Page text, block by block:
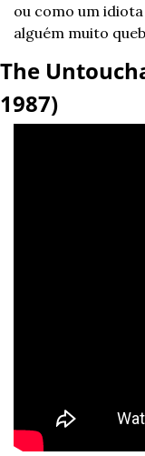
ou como um
alguém muito
The
1987)